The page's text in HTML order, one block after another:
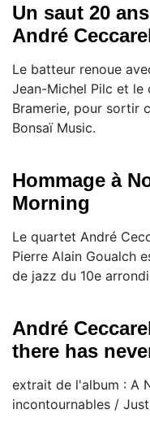
Un saut 20
André
Le batteur renoue
Jean-Michel Pilc et le
Bramerie, pour sortir
Bonsaï Music.
Hommage à
Morning
Le quartet André
Pierre Alain Goualch
de jazz du 10e
André
there has
extrait de l'album : A
incontournables /